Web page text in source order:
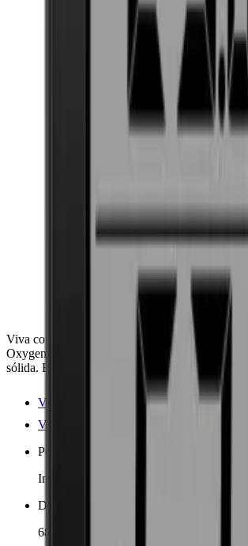
Viva conservação de vinhos de alta qualidade
Oxygen, para 98 garrafas, várias zonas de
sólida. Eficiente e resistente.
Ver detalhes do produto
Ver especificações
Posicionamento
Independente
Dimensões (LxAxP cm)
68 x 96 x 70 cm